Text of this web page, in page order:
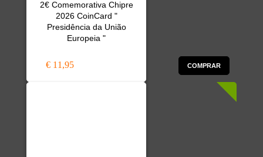
2€ Comemorativa Chipre
2026 CoinCard "
Presidência da União
Europeia "
€ 11,95 COMPRAR